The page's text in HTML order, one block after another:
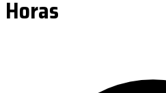
Horas